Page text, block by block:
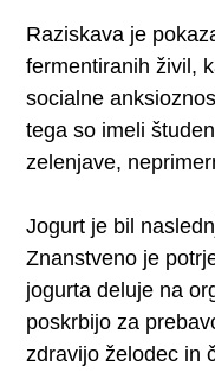
Raziskava je
fermentiranih živil,
socialne
tega so imeli
zelenjave,
Jogurt je bil
Znanstveno je
jogurta deluje na
poskrbijo za
zdravijo želodec in